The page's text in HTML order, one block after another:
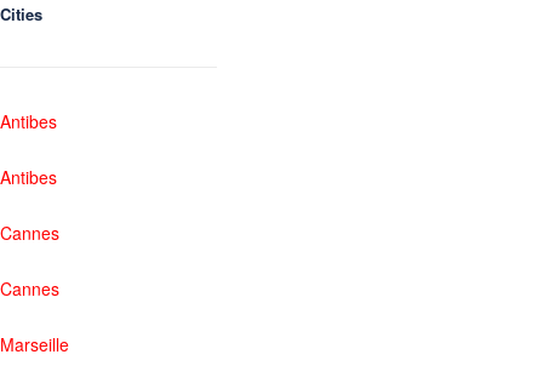
Cities
Antibes
Antibes
Cannes
Cannes
Marseille